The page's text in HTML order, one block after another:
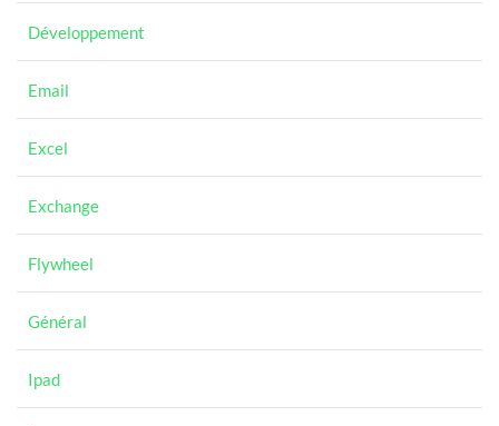
Développement
Email
Excel
Exchange
Flywheel
Général
Ipad